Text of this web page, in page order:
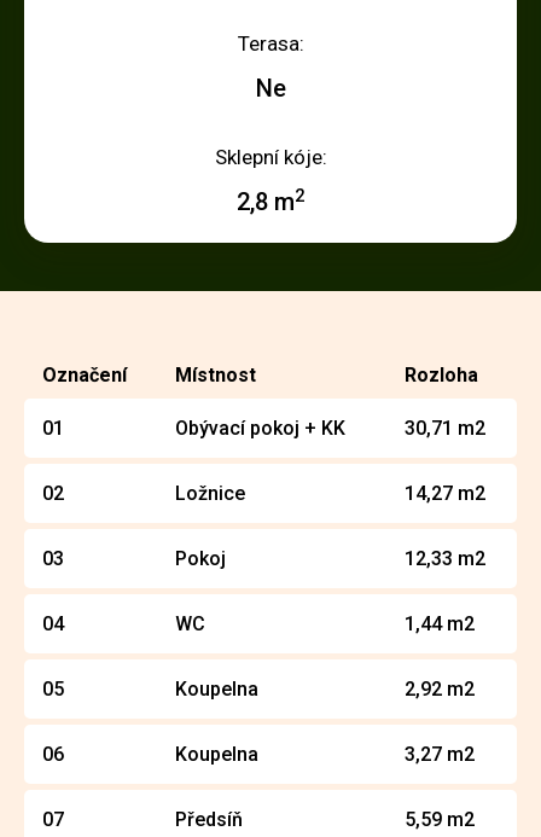
Terasa:
Ne
Sklepní kóje:
2,8 m2
Označení Místnost Rozloha
01 Obývací pokoj + KK 30,71 m2
02 Ložnice 14,27 m2
03 Pokoj 12,33 m2
04 WC 1,44 m2
05 Koupelna 2,92 m2
06 Koupelna 3,27 m2
07 Předsíň 5,59 m2